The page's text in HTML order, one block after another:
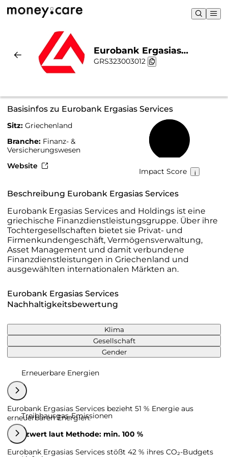
Eurobank Ergasias
Services | Nachhaltigkeit &
GRS323003012
Basisinfos zu Eurobank Ergasias Services
Sitz: Griechenland
Branche: Finanz- &
Versicherungswesen
Website
Impact Score
Beschreibung Eurobank Ergasias Services
Eurobank Ergasias Services and Holdings ist eine
griechische Finanzdienstleistungsgruppe. Über ihre
Tochtergesellschaften bietet sie Privat- und
Firmenkundengeschäft, Vermögensverwaltung,
Asset Management und damit verbundene
Finanzdienstleistungen in Griechenland und
ausgewählten internationalen Märkten an.
Eurobank Ergasias Services
Nachhaltigkeitsbewertung
Klima
Gesellschaft
Gender
Erneuerbare Energien
Eurobank Ergasias Services bezieht 51 % Energie aus
erneuerbaren Energien.
Grenzwert laut Methode: min. 100 %
Treibhausgas-Emissionen
Eurobank Ergasias Services stößt 42 % ihres CO₂-Budgets